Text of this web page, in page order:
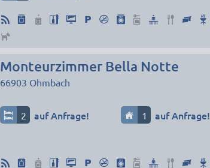
Monteurzimmer Bella Notte
66903 Ohmbach
2 auf Anfrage! 1 auf Anfrage!